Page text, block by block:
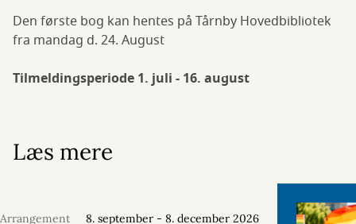
Den første bog kan hentes på Tårnby Hovedbibliotek
fra mandag d. 24. August
Tilmeldingsperiode 1. juli - 16. august
Læs mere
Arrangement 8. september - 8. december 2026